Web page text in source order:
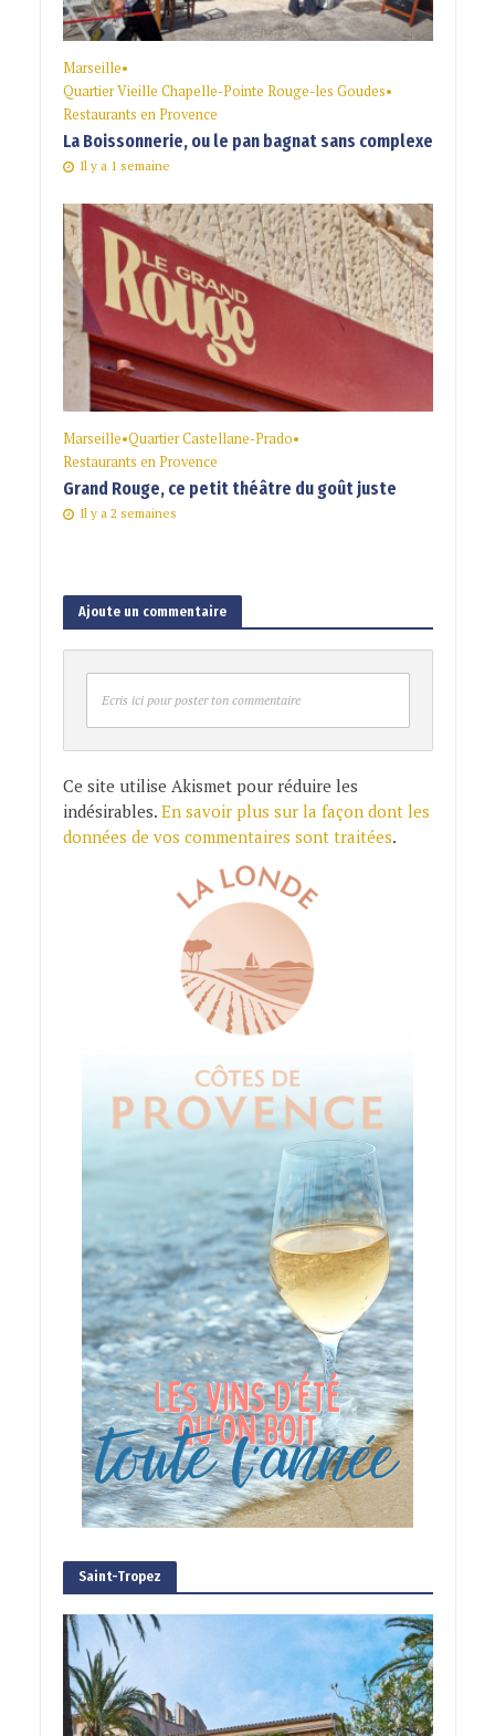
Marseille•
Quartier Vieille Chapelle-Pointe Rouge-les Goudes•
Restaurants en Provence
La Boissonnerie, ou le pan bagnat sans complexe
Il y a 1 semaine
Marseille•Quartier Castellane-Prado•
Restaurants en Provence
Grand Rouge, ce petit théâtre du goût juste
Il y a 2 semaines
Ajoute un commentaire
Ecris ici pour poster ton commentaire
Ce site utilise Akismet pour réduire les
indésirables. En savoir plus sur la façon dont les
données de vos commentaires sont traitées.
Saint-Tropez